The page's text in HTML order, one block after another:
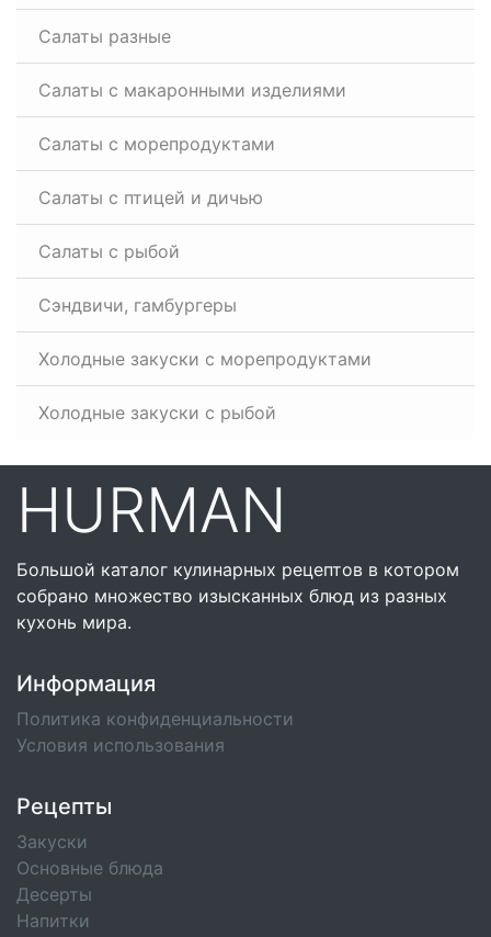
Салаты разные
Салаты с макаронными изделиями
Салаты с морепродуктами
Салаты с птицей и дичью
Салаты с рыбой
Сэндвичи, гамбургеры
Холодные закуски с морепродуктами
Холодные закуски с рыбой
HURMAN
Большой каталог кулинарных рецептов в котором
собрано множество изысканных блюд из разных
кухонь мира.
Информация
Политика конфиденциальности
Условия использования
Рецепты
Закуски
Основные блюда
Десерты
Напитки